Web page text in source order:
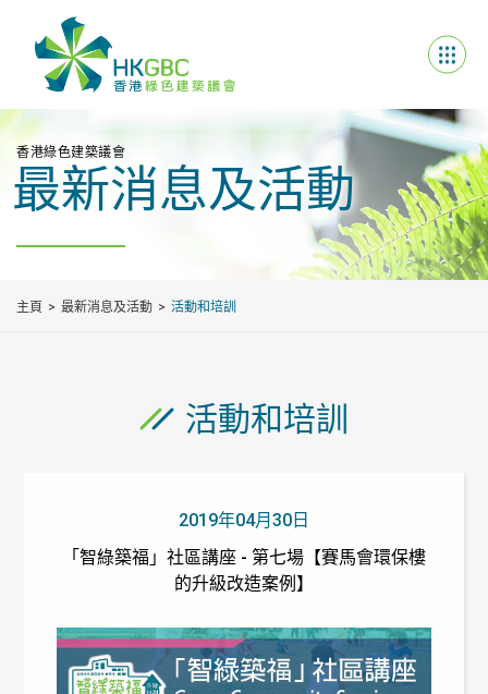
香港綠色建築議會
最新消息及活動
主頁 最新消息及活動 活動和培訓
活動和培訓
2019年04月30日
「智綠築福」社區講座 - 第七場【賽馬會環保樓
的升級改造案例】